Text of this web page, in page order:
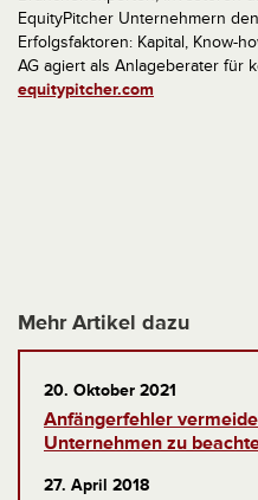
EquityPitcher Unternehmern
Erfolgsfaktoren: Kapital, Know-
AG agiert als Anlageberater für
equitypitcher.com
Mehr Artikel dazu
20. Oktober 2021
Anfängerfehler
Unternehmen zu
27. April 2018